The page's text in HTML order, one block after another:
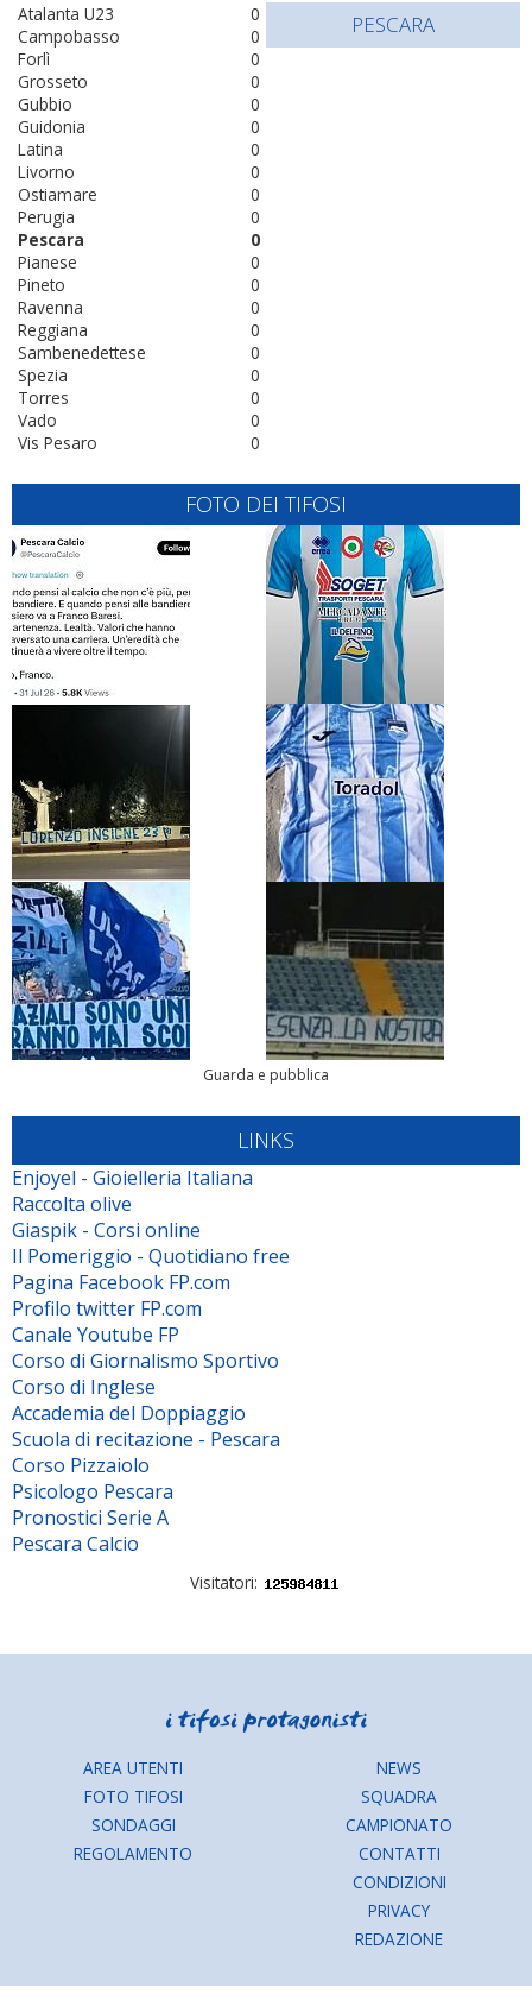
0
Atalanta U23
0
Campobasso
0
Forlì
0
Grosseto
0
Gubbio
0
Guidonia
0
Latina
0
Livorno
0
Ostiamare
0
Perugia
0
Pescara
0
Pianese
0
Pineto
0
Ravenna
0
Reggiana
0
Sambenedettese
0
Spezia
0
Torres
0
Vado
0
Vis Pesaro
PESCARA
FOTO DEI TIFOSI
Guarda e pubblica
LINKS
Enjoyel - Gioielleria Italiana
Raccolta olive
Giaspik - Corsi online
Il Pomeriggio - Quotidiano free
Pagina Facebook FP.com
Profilo twitter FP.com
Canale Youtube FP
Corso di Giornalismo Sportivo
Corso di Inglese
Accademia del Doppiaggio
Scuola di recitazione - Pescara
Corso Pizzaiolo
Psicologo Pescara
Pronostici Serie A
Pescara Calcio
Visitatori:
AREA UTENTI
FOTO TIFOSI
SONDAGGI
REGOLAMENTO
NEWS
SQUADRA
CAMPIONATO
CONTATTI
CONDIZIONI
PRIVACY
REDAZIONE